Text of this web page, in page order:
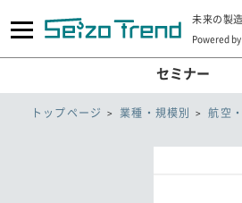
未来の製
Powered by
セミナー
トップページ 業種・規模別 航空